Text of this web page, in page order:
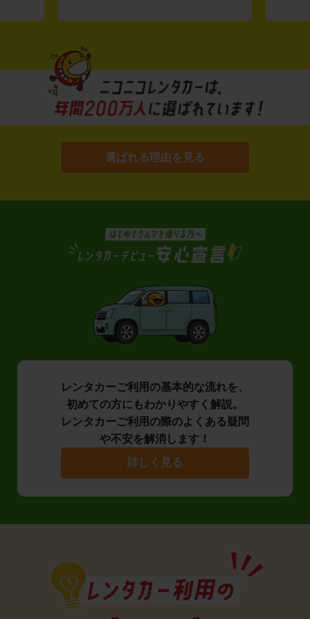
選ばれる理由を見る
レンタカーご利用の基本的な流れを、
初めての方にもわかりやすく解説。
レンタカーご利用の際のよくある疑問
や不安を解消します！
詳しく見る